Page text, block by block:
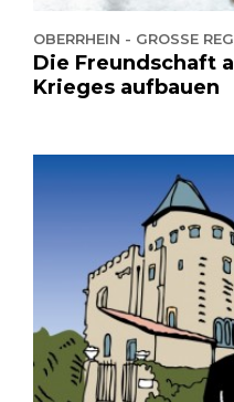
OBERRHEIN - GROSSE
Die Freundschaft
Krieges aufbauen